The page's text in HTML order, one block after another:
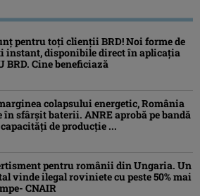
pentru toți clienții BRD! Noi forme de
instant, disponibile direct în aplicația
BRD. Cine beneficiază
colapsului energetic, România
în sfârșit baterii. ANRE aprobă pe bandă
de producție ...
pentru românii din Ungaria. Un
vinde ilegal roviniete cu peste 50% mai
CNAIR